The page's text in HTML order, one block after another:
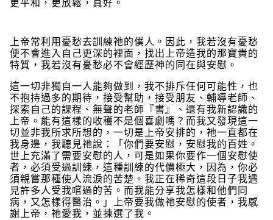
更平和，更放鬆，真好。
上帝常利用憂愁去訓練祂的僕人。因此，我若沒有憂愁
便不會進入自己更深的裡面，找出上帝造我的那寶貴的
特質，我若沒有憂愁必不會經歷神的同在與安慰。
這一切非獨自一人能夠做到，我不排斥任何可能性，也
不抱持過多的期待，接受幫助，接受朋友、輔導老師、
探索自己的課程、無聲的老師『書』、還有我新認識的
上帝。能有這樣的收穫不是個喜劇嗎？而我又發現這一
切並非我所求所想的，一切是上帝安排的，祂一直都在
我身邊，我聽見祂說：「你們要安慰，安慰我的百姓。
世上充滿了需要安慰的人，可是如果你要作一個安慰使
者，必須受過訓練，這種訓練的代價極大，因為，你必
須親嘗那種使人流淚的苦楚。我正在稀奇這段日子我遇
見許多人受我嚐過的苦。而我能分享我怎樣和他們同
病，又怎樣得醫治。」上帝要我做祂安慰的使者，我感
謝上帝，祂愛我，並揀選了我。